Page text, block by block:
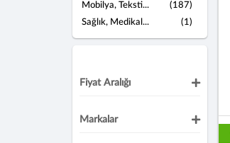
Mobilya, Teksti...
(187)
Sağlık, Medikal...
(1)
Fiyat Aralığı
Markalar